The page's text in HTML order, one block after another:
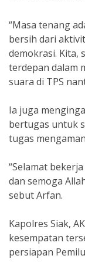
“Masa tenang
bersih dari
demokrasi. Kita,
terdepan dalam
suara di TPS
Ia juga
bertugas untuk
tugas
“Selamat
dan semoga
sebut Arfan.
Kapolres Siak,
kesempatan
persiapan